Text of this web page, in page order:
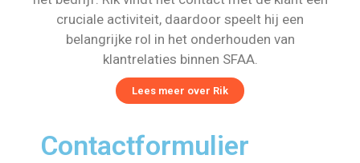
cruciale activiteit, daardoor speelt hij een
belangrijke rol in het onderhouden van
klantrelaties binnen SFAA.
Lees meer over Rik
Contactformulier